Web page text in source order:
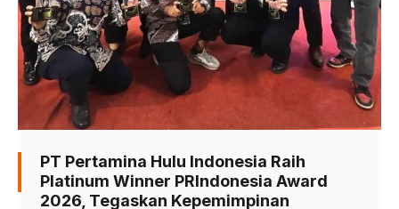
PT Pertamina Hulu Indonesia Raih
Platinum Winner PRIndonesia Award
2026, Tegaskan Kepemimpinan